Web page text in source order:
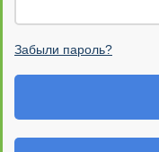
Забыли пароль?